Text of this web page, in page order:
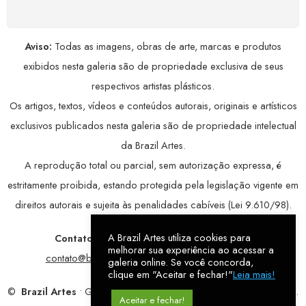
Aviso: Todas as imagens, obras de arte, marcas e produtos
exibidos nesta galeria são de propriedade exclusiva de seus
respectivos artistas plásticos.
Os artigos, textos, vídeos e conteúdos autorais, originais e artísticos
exclusivos publicados nesta galeria são de propriedade intelectual
da Brazil Artes.
A reprodução total ou parcial, sem autorização expressa, é
estritamente proibida, estando protegida pela legislação vigente em
direitos autorais e sujeita às penalidades cabíveis (Lei 9.610/98).
Contatos: WhatsApp:79 9998-1221/ E-mail:
contato@brazilartes.com/ Instagram:@brazilartes
© Brazil Artes • Galeria Online.9 anosde história (2017 – 2026).
A Brazil Artes utiliza cookies para
melhorar sua experiência ao acessar a
galeria online. Se você concorda,
clique em "Aceitar e fechar!"Leia mais!
Aceitar e fechar!